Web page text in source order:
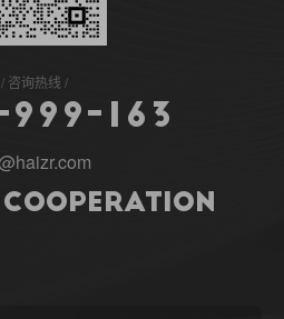
咨询热线
9 9 9 - 6 3
Cooperation